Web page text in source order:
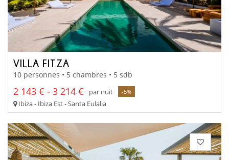
VILLA FITZA
10 personnes • 5 chambres • 5 sdb
2 143 € - 3 214 € par nuit -5%
Ibiza - Ibiza Est - Santa Eulalia